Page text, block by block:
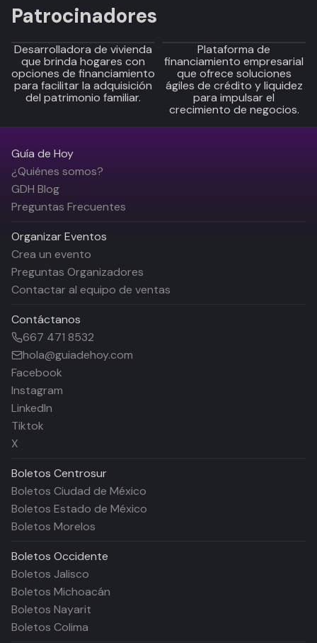
Patrocinadores
Desarrolladora de vivienda
que brinda hogares con
opciones de financiamiento
para facilitar la adquisición
del patrimonio familiar.
Plataforma de
financiamiento empresarial
que ofrece soluciones
ágiles de crédito y liquidez
para impulsar el
crecimiento de negocios.
Guía de Hoy
¿Quiénes somos?
GDH Blog
Preguntas Frecuentes
Organizar Eventos
Crea un evento
Preguntas Organizadores
Contactar al equipo de ventas
Contáctanos
667 471 8532
hola@guiadehoy.com
Facebook
Instagram
LinkedIn
Tiktok
X
Boletos Centrosur
Boletos Ciudad de México
Boletos Estado de México
Boletos Morelos
Boletos Occidente
Boletos Jalisco
Boletos Michoacán
Boletos Nayarit
Boletos Colima